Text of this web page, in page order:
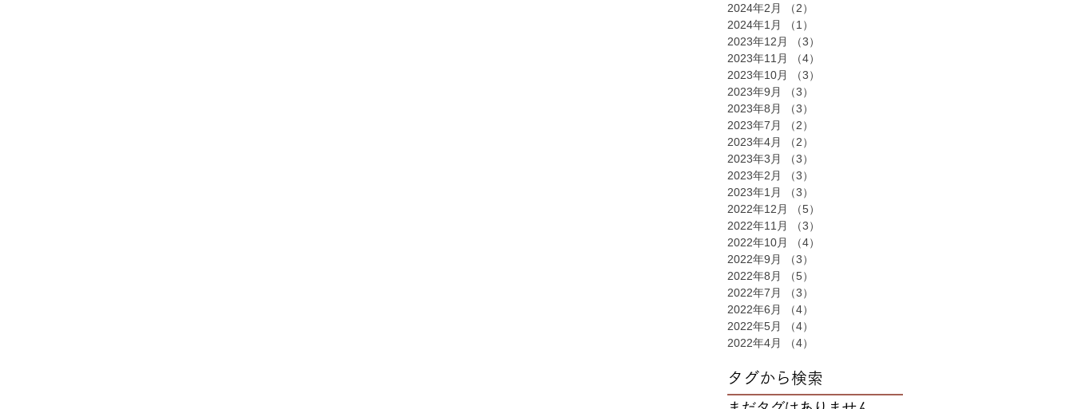
2024年2月
（2）
2024年1月
（1）
2023年12月
（3）
2023年11月
（4）
2023年10月
（3）
2023年9月
（3）
2023年8月
（3）
2023年7月
（2）
2023年4月
（2）
2023年3月
（3）
2023年2月
（3）
2023年1月
（3）
2022年12月
（5）
2022年11月
（3）
2022年10月
（4）
2022年9月
（3）
2022年8月
（5）
2022年7月
（3）
2022年6月
（4）
2022年5月
（4）
2022年4月
（4）
タグから検索